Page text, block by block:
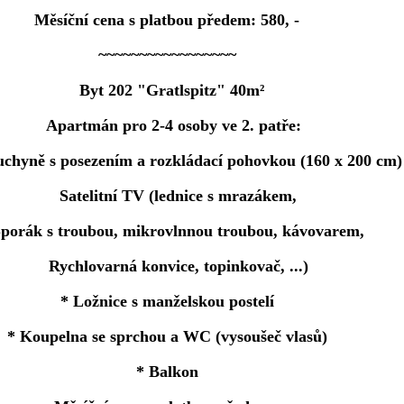
Měsíční cena s platbou předem: 580, -
~~~~~~~~~~~~~~~~~
Byt 202 "Gratlspitz" 40m²
Apartmán pro 2-4 osoby ve 2. patře:
s posezením a rozkládací pohovkou (160 x 200
Satelitní TV (lednice s mrazákem,
s troubou, mikrovlnnou troubou, kávovarem,
Rychlovarná konvice, topinkovač, ...)
* Ložnice s manželskou postelí
* Koupelna se sprchou a WC (vysoušeč vlasů)
* Balkon